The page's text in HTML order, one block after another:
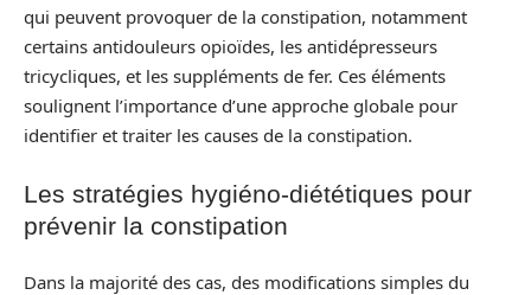
qui peuvent provoquer de la constipation, notamment
certains antidouleurs opioïdes, les antidépresseurs
tricycliques, et les suppléments de fer. Ces éléments
soulignent l’importance d’une approche globale pour
identifier et traiter les causes de la constipation.
Les stratégies hygiéno-diététiques pour
prévenir la constipation
Dans la majorité des cas, des modifications simples du